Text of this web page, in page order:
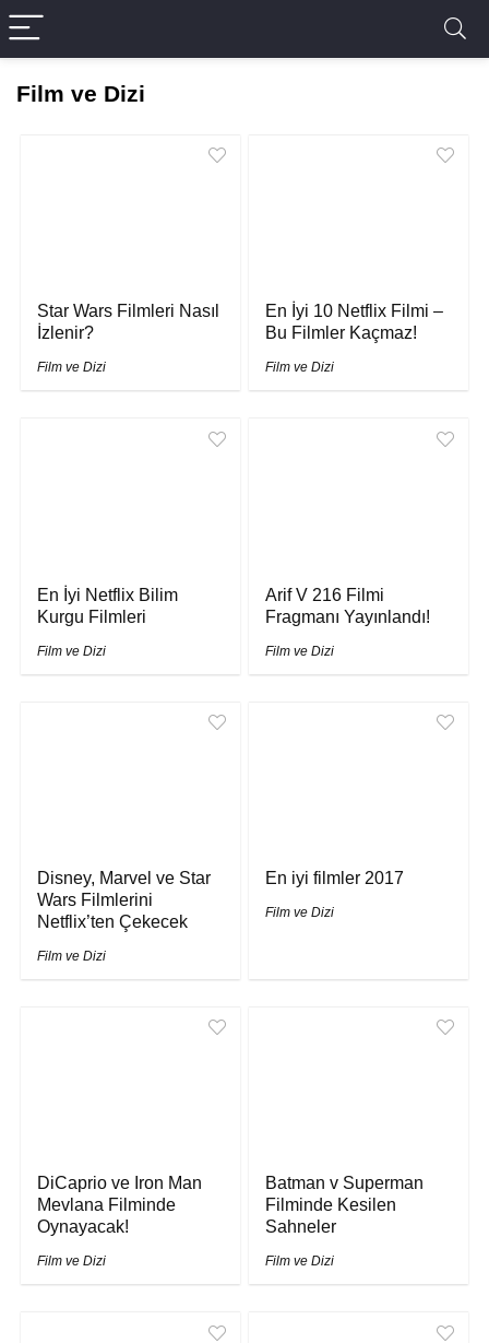
Film ve Dizi
Star Wars Filmleri Nasıl
İzlenir?
Film ve Dizi
En İyi 10 Netflix Filmi –
Bu Filmler Kaçmaz!
Film ve Dizi
En İyi Netflix Bilim
Kurgu Filmleri
Film ve Dizi
Arif V 216 Filmi
Fragmanı Yayınlandı!
Film ve Dizi
Disney, Marvel ve Star
Wars Filmlerini
Netflix’ten Çekecek
Film ve Dizi
En iyi filmler 2017
Film ve Dizi
DiCaprio ve Iron Man
Mevlana Filminde
Oynayacak!
Film ve Dizi
Batman v Superman
Filminde Kesilen
Sahneler
Film ve Dizi